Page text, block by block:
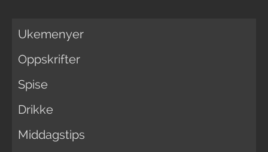
Ukemenyer
Oppskrifter
Spise
Drikke
Middagstips